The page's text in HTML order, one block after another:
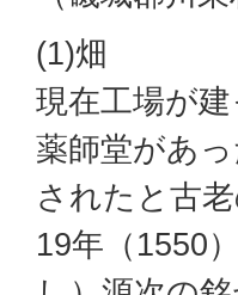
(1)畑
現在工場が
薬師堂があ
されたと古
19年（1550